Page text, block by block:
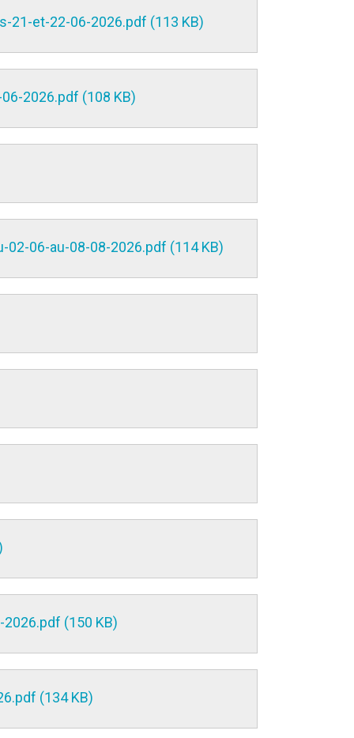
21-et-22-06-2026.pdf (113 KB)
2026.pdf (108 KB)
06-au-08-08-2026.pdf (114 KB)
(150 KB)
(134 KB)